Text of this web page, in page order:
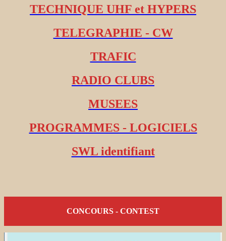
TECHNIQUE UHF et HYPERS
TELEGRAPHIE - CW
TRAFIC
RADIO CLUBS
MUSEES
PROGRAMMES - LOGICIELS
SWL identifiant
CONCOURS - CONTEST